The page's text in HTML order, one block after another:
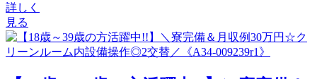
詳しく
見る